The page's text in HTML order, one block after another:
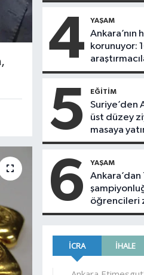
4 YAŞAM
Ankara’nın
korunuyor:
5 EĞITIM
Suriye’den
üst düzey
masaya
6 YAŞAM
Ankara’dan
öğrencileri